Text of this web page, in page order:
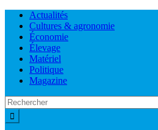
Actualités
Cultures & agronomie
Économie
Élevage
Matériel
Politique
Magazine